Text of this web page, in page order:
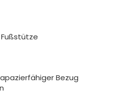
Bezug